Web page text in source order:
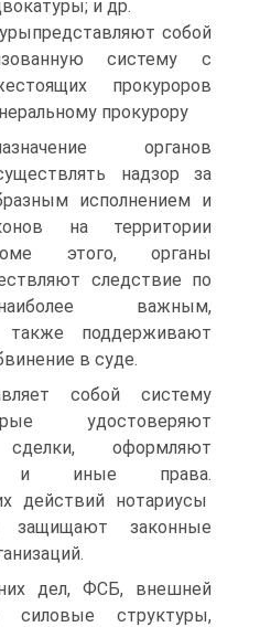
и др.
собой
систему с
прокуроров
прокурору
органов
надзор за
исполнением и
на территории
этого, органы
следствие по
важным,
также поддерживают
в суде.
собой систему
удостоверяют
оформляют
и иные права.
действий нотариусы
защищают законные
дел, ФСБ, внешней
структуры,